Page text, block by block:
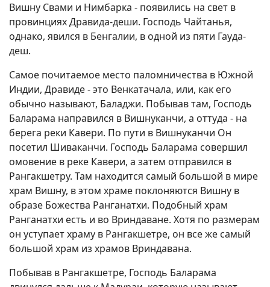
Вишну Свами и Нимбарка - появились на свет в
провинциях Дравида-деши. Господь Чайтанья,
однако, явился в Бенгалии, в одной из пяти Гауда-
деш.
Самое почитаемое место паломничества в Южной
Индии, Дравиде - это Венкатачала, или, как его
обычно называют, Баладжи. Побывав там, Господь
Баларама направился в Вишнуканчи, а оттуда - на
берега реки Кавери. По пути в Вишнуканчи Он
посетил Шиваканчи. Господь Баларама совершил
омовение в реке Кавери, а затем отправился в
Рангакшетру. Там находится самый большой в мире
храм Вишну, в этом храме поклоняются Вишну в
образе Божества Ранганатхи. Подобный храм
Ранганатхи есть и во Вриндаване. Хотя по размерам
он уступает храму в Рангакшетре, он все же самый
большой храм из храмов Вриндавана.
Побывав в Рангакшетре, Господь Баларама